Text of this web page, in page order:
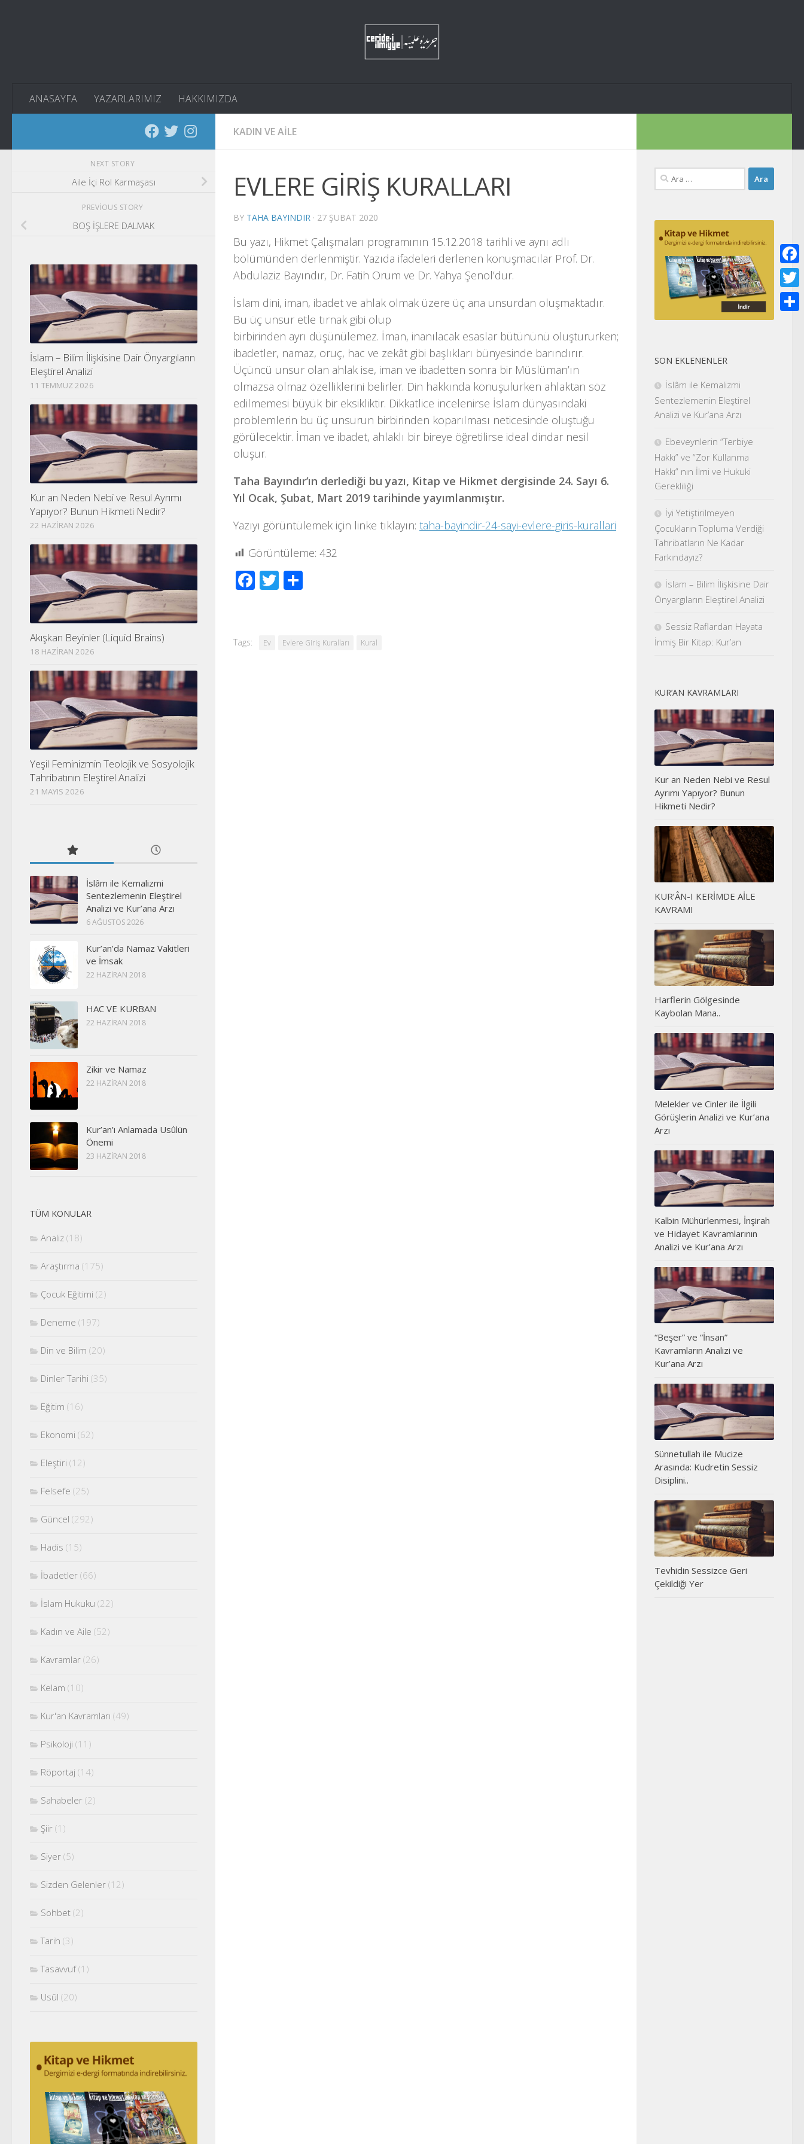
ANASAYFA YAZARLARIMIZ HAKKIMIZDA
KADIN VE AILE
EVLERE GİRİŞ KURALLARI
BY TAHA BAYINDIR · 27 ŞUBAT 2020
Bu yazı, Hikmet Çalışmaları programının 15.12.2018 tarihli ve aynı adlı
bölümünden derlenmiştir. Yazıda ifadeleri derlenen konuşmacılar Prof. Dr.
Abdulaziz Bayındır, Dr. Fatih Orum ve Dr. Yahya Şenol’dur.
İslam dini, iman, ibadet ve ahlak olmak üzere üç ana unsurdan oluşmaktadır.
Bu üç unsur etle tırnak gibi olup
birbirinden ayrı düşünülemez. İman, inanılacak esaslar bütününü oluştururken;
ibadetler, namaz, oruç, hac ve zekât gibi başlıkları bünyesinde barındırır.
Üçüncü unsur olan ahlak ise, iman ve ibadetten sonra bir Müslüman’ın
olmazsa olmaz özelliklerini belirler. Din hakkında konuşulurken ahlaktan söz
edilmemesi büyük bir eksikliktir. Dikkatlice incelenirse İslam dünyasındaki
problemlerin bu üç unsurun birbirinden koparılması neticesinde oluştuğu
görülecektir. İman ve ibadet, ahlaklı bir bireye öğretilirse ideal dindar nesil
oluşur.
Taha Bayındır’ın derlediği bu yazı, Kitap ve Hikmet dergisinde 24. Sayı 6.
Yıl Ocak, Şubat, Mart 2019 tarihinde yayımlanmıştır.
Yazıyı görüntülemek için linke tıklayın: taha-bayindir-24-sayi-evlere-giris-kurallari
Görüntüleme: 432
Facebook
Twitter
Tags: Ev Evlere Giriş Kuralları Kural
NEXT STORY
Aile İçi Rol Karmaşası
PREVIOUS STORY
BOŞ İŞLERE DALMAK
İslam – Bilim İlişkisine Dair Önyargıların
Eleştirel Analizi
11 TEMMUZ 2026
Kur an Neden Nebi ve Resul Ayrımı
Yapıyor? Bunun Hikmeti Nedir?
22 HAZIRAN 2026
Akışkan Beyinler (Liquid Brains)
18 HAZIRAN 2026
Yeşil Feminizmin Teolojik ve Sosyolojik
Tahribatının Eleştirel Analizi
21 MAYIS 2026
İslâm ile Kemalizmi
Sentezlemenin Eleştirel
Analizi ve Kur’ana Arzı
6 AĞUSTOS 2026
Kur’an’da Namaz Vakitleri
ve İmsak
22 HAZIRAN 2018
HAC VE KURBAN
22 HAZIRAN 2018
Zikir ve Namaz
22 HAZIRAN 2018
Kur’an’ı Anlamada Usûlün
Önemi
23 HAZIRAN 2018
TÜM KONULAR
Analiz (18)
Araştırma (175)
Çocuk Eğitimi (2)
Deneme (197)
Din ve Bilim (20)
Dinler Tarihi (35)
Eğitim (16)
Ekonomi (62)
Eleştiri (12)
Felsefe (25)
Güncel (292)
Hadis (15)
İbadetler (66)
İslam Hukuku (22)
Kadın ve Aile (52)
Kavramlar (26)
Kelam (10)
Kur'an Kavramları (49)
Psikoloji (11)
Röportaj (14)
Sahabeler (2)
Şiir (1)
Siyer (5)
Sizden Gelenler (12)
Sohbet (2)
Tarih (3)
Tasavvuf(1)
Usûl (20)
Arama:
SON EKLENENLER
İslâm ile Kemalizmi
Sentezlemenin Eleştirel
Analizi ve Kur’ana Arzı
Ebeveynlerin “Terbiye
Hakkı” ve “Zor Kullanma
Hakkı” nın İlmi ve Hukuki
Gerekliliği
İyi Yetiştirilmeyen
Çocukların Topluma Verdiği
Tahribatların Ne Kadar
Farkındayız?
İslam – Bilim İlişkisine Dair
Önyargıların Eleştirel Analizi
Sessiz Raflardan Hayata
İnmiş Bir Kitap: Kur’an
KUR’AN KAVRAMLARI
Kur an Neden Nebi ve Resul
Ayrımı Yapıyor? Bunun
Hikmeti Nedir?
KUR’ÂN-I KERİMDE AİLE
KAVRAMI
Harflerin Gölgesinde
Kaybolan Mana..
Melekler ve Cinler ile İlgili
Görüşlerin Analizi ve Kur’ana
Arzı
Kalbin Mühürlenmesi, İnşirah
ve Hidayet Kavramlarının
Analizi ve Kur’ana Arzı
“Beşer” ve “İnsan”
Kavramların Analizi ve
Kur’ana Arzı
Sünnetullah ile Mucize
Arasında: Kudretin Sessiz
Disiplini..
Tevhidin Sessizce Geri
Çekildiği Yer